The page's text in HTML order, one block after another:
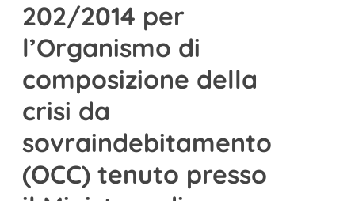
202/2014 per
l’Organismo di
composizione della
crisi da
sovraindebitamento
(OCC) tenuto presso